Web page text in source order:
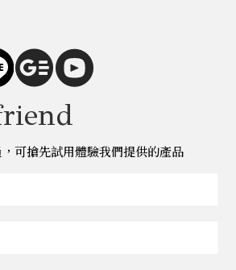
可搶先試用體驗我們提供的產品